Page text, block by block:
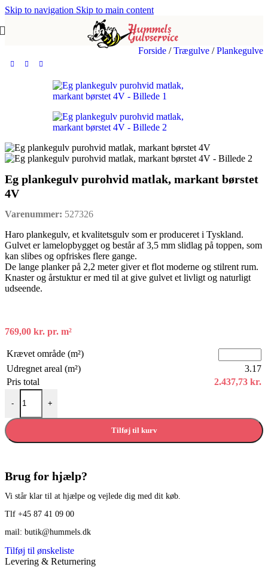
Skip to navigation Skip to main content
Forside / Trægulve / Plankegulve
Eg plankegulv purohvid matlak, markant børstet
4V
Varenummer: 527326
Haro plankegulv, et kvalitetsgulv som er produceret i Tyskland.
Gulvet er lamelopbygget og består af 3,5 mm slidlag på toppen, som
kan slibes og opfriskes flere gange.
De lange planker på 2,2 meter giver et flot moderne og stilrent rum.
Knaster og årstuktur er med til at give gulvet et livligt og naturligt
udseende.
769,00 kr. pr. m²
Krævet område (m²)
Udregnet areal (m²)
3.17
Pris total
2.437,73 kr.
-
Eg plankegulv purohvid matlak, markant børstet 4V antal
+
Tilføj til kurv
Brug for hjælp?
Vi står klar til at hjælpe og vejlede dig med dit køb.
Tlf +45 87 41 09 00
mail: butik@hummels.dk
Tilføj til ønskeliste
Levering & Returnering